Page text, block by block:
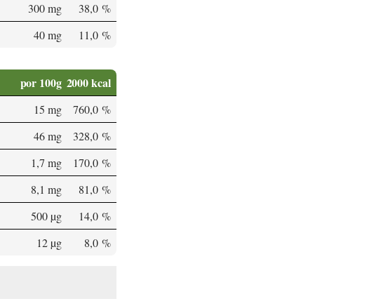
300 mg
38,0 %
40 mg 11,0 %
por 100g 2000 kcal
15 mg
760,0 %
46 mg
328,0 %
1,7 mg
170,0 %
8,1 mg
81,0 %
500 µg
14,0 %
12 µg 8,0 %